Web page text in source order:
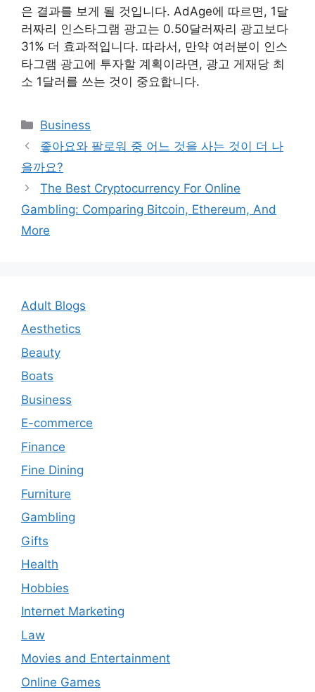
은 결과를 보게 될 것입니다. AdAge에 따르면, 1달
러짜리 인스타그램 광고는 0.50달러짜리 광고보다
31% 더 효과적입니다. 따라서, 만약 여러분이 인스
타그램 광고에 투자할 계획이라면, 광고 게재당 최
소 1달러를 쓰는 것이 중요합니다.
Categories
Business
Post
navigation
좋아요와 팔로워 중 어느 것을 사는 것이 더 나
을까요?
The Best Cryptocurrency For Online
Gambling: Comparing Bitcoin, Ethereum, And
More
Adult Blogs
Aesthetics
Beauty
Boats
Business
E-commerce
Finance
Fine Dining
Furniture
Gambling
Gifts
Health
Hobbies
Internet Marketing
Law
Movies and Entertainment
Online Games